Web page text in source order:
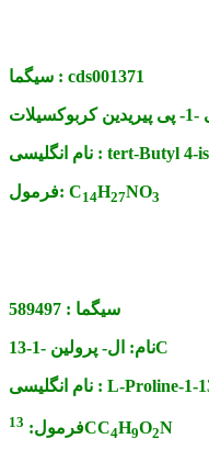
سیگما : cds001371
نام انگلیسی : tert-Butyl 4-
فرمول: C14H27NO3
سیگما : 589497
نام:ال- پرولین -1-13C
نام انگلیسی : L-Proline-1-
فرمول: 13 CC4H9O2N